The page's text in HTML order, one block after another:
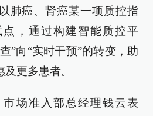
肺癌、肾癌某一项质控指
，通过构建智能质控平
”向“实时干预”的转变，助
更多患者。
场准入部总经理钱云表